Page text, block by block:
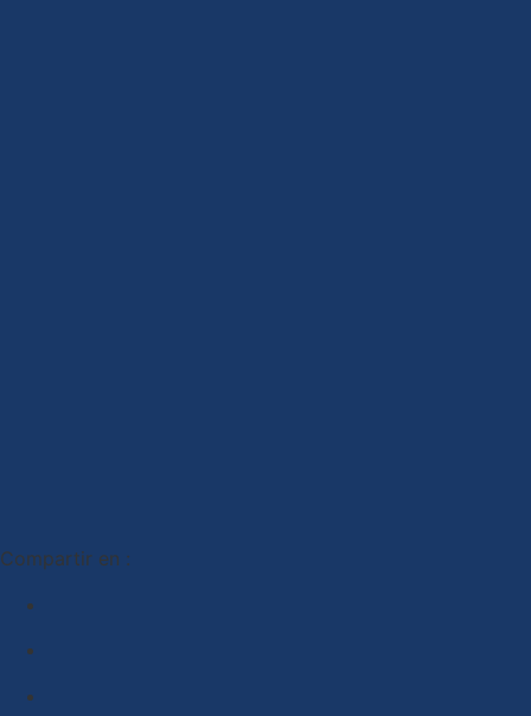
Compartir en :